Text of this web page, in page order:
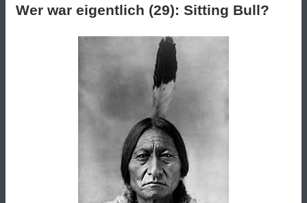
Wer war eigentlich (29): Sitting Bull?